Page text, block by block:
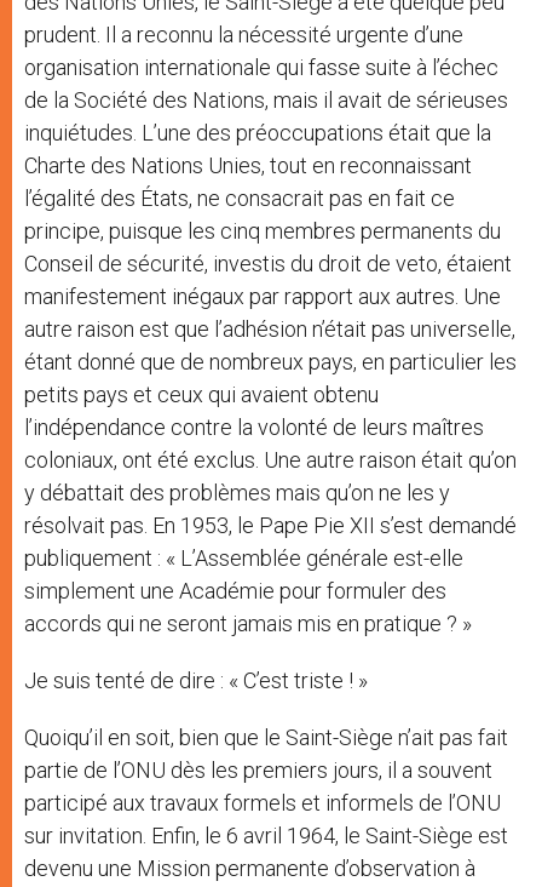
prudent. Il a reconnu la nécessité urgente d’une
organisation internationale qui fasse suite à l’échec
de la Société des Nations, mais il avait de sérieuses
inquiétudes. L’une des préoccupations était que la
Charte des Nations Unies, tout en reconnaissant
l’égalité des États, ne consacrait pas en fait ce
principe, puisque les cinq membres permanents du
Conseil de sécurité, investis du droit de veto, étaient
manifestement inégaux par rapport aux autres. Une
autre raison est que l’adhésion n’était pas universelle,
étant donné que de nombreux pays, en particulier les
petits pays et ceux qui avaient obtenu
l’indépendance contre la volonté de leurs maîtres
coloniaux, ont été exclus. Une autre raison était qu’on
y débattait des problèmes mais qu’on ne les y
résolvait pas. En 1953, le Pape Pie XII s’est demandé
publiquement : « L’Assemblée générale est-elle
simplement une Académie pour formuler des
accords qui ne seront jamais mis en pratique ? »
Je suis tenté de dire : « C’est triste ! »
Quoiqu’il en soit, bien que le Saint-Siège n’ait pas fait
partie de l’ONU dès les premiers jours, il a souvent
participé aux travaux formels et informels de l’ONU
sur invitation. Enfin, le 6 avril 1964, le Saint-Siège est
devenu une Mission permanente d’observation à